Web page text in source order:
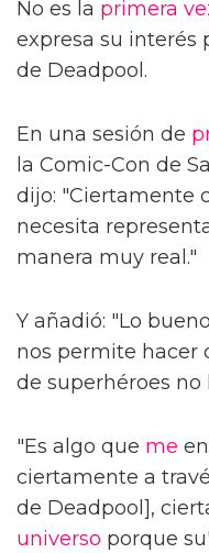
No es la primera
expresa su interés
de Deadpool.
En una sesión de
la Comic-Con de
dijo: "Ciertamente
necesita
manera muy real."
Y añadió: "Lo
nos permite hacer
de superhéroes
"Es algo que me
ciertamente a
de Deadpool],
universo porque